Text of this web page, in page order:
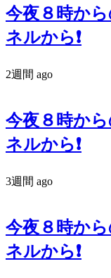
今夜８時か
ネルから❗️
2週間 ago
今夜８時か
ネルから❗️
3週間 ago
今夜８時か
ネルから❗️